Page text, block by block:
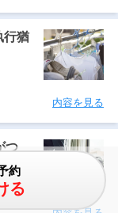
行猶
内容を見る
つ
約
る